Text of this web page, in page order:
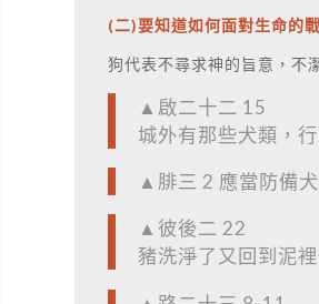
(二)要知道如何面對生命的
狗代表不尋求神的旨意，不
▲啟二十二 15
城外有那些犬類，
▲腓三 2 應當防備
▲彼後二 22
豬洗淨了又回到泥